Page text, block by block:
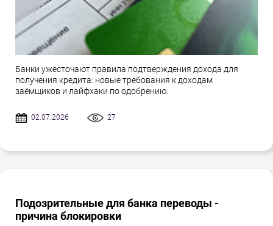
Банки ужесточают правила подтверждения дохода для
получения кредита: новые требования к доходам
заёмщиков и лайфхаки по одобрению.
02.07.2026 27
Подозрительные для банка переводы -
причина блокировки